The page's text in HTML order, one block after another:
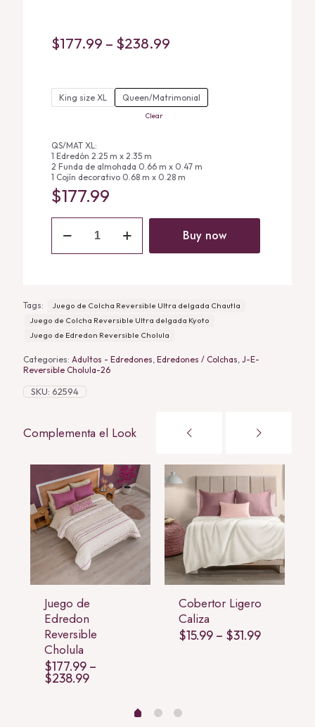
$177.99 – $238.99
through
King size XL Queen/Matrimonial
Clear
QS/MAT XL:
1 Edredón 2.25 m x 2.35 m
2 Funda de almohada 0.66 m x 0.47 m
1 Cojín decorativo 0.68 m x 0.28 m
$177.99
Juego
Reversible
Buy now
Tags:
Juego de Colcha Reversible Ultra delgada Chautla
Juego de Colcha Reversible Ultra delgada Kyoto
Juego de Edredon Reversible Cholula
Categories: Adultos - Edredones Edredones / Colchas J-E-
Reversible Cholula-26
SKU: 62594
Complementa el Look
Juego de
Edredon
Reversible
Cholula
$177.99 –
$238.99Price
Cobertor Ligero
Caliza
$15.99 – $31.99Price